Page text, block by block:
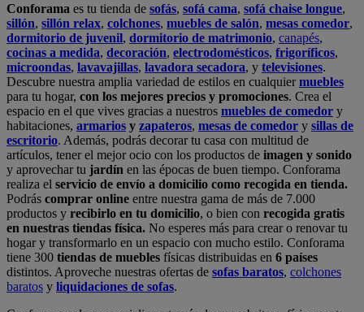
Conforama es tu tienda de sofás, sofá cama, sofá chaise longue,
sillón, sillón relax, colchones, muebles de salón, mesas comedor,
dormitorio de juvenil, dormitorio de matrimonio, canapés,
cocinas a medida, decoración, electrodomésticos, frigoríficos,
microondas, lavavajillas, lavadora secadora, y televisiones.
Descubre nuestra amplia variedad de estilos en cualquiermuebles
para tu hogar, con los mejores precios y promociones. Crea el
espacio en el que vives gracias a nuestros muebles de comedor y
habitaciones, armarios y zapateros, mesas de comedor y sillas de
escritorio. Además, podrás decorar tu casa con multitud de
artículos, tener el mejor ocio con los productos de imagen y sonido
y aprovechar tu jardín en las épocas de buen tiempo. Conforama
realiza el servicio de envío a domicilio como recogida en tienda.
Podrás comprar online entre nuestra gama de más de 7.000
productos y recibirlo en tu domicilio, o bien con recogida gratis
en nuestras tiendas física. No esperes más para crear o renovar tu
hogar y transformarlo en un espacio con mucho estilo. Conforama
tiene 300 tiendas de muebles físicas distribuidas en 6 países
distintos. Aproveche nuestras ofertas de sofas baratos, colchones
baratos y liquidaciones de sofas.